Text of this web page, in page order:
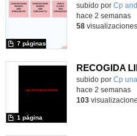
Contenido
subido por Cp
7 páginas
hace 2 semanas
58visualizaciones
RECOGIDA
Contenido
subido por Cp
1 página
hace 2 semanas
103